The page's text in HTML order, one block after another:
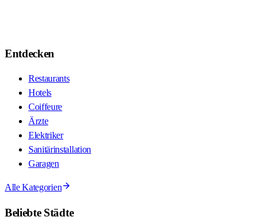
Entdecken
Restaurants
Hotels
Coiffeure
Ärzte
Elektriker
Sanitärinstallation
Garagen
Alle Kategorien
Beliebte Städte